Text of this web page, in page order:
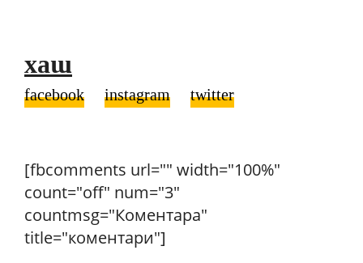
хаш
facebook instagram twitter
[fbcomments url="" width="100%"
count="off" num="3"
countmsg="Коментара"
title="коментари"]